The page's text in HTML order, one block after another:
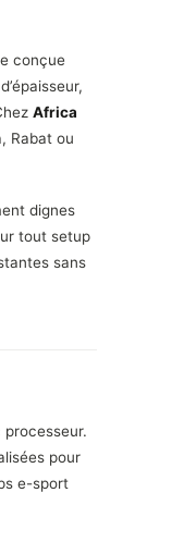
conçue
Africa
Rabat ou
dignes
tout setup
sans
pour
e-sport